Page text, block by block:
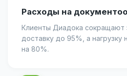
Расходы на
Клиенты Диадока сокращают
доставку до 95%, а
на 80%.